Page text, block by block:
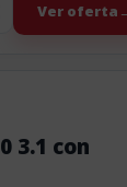
Ver oferta
3.1 con